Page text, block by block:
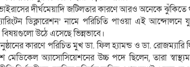
দীর্ঘমেয়াদি জটিলতার কারণে আরও অনেকে ঝুঁকিতে
ডিক্লারেশন’ নামে পরিচিতি পাওয়া এই
উঠে এসেছে ভিন্নভাবে।
কারণে পরিচিত মুখ ডা. ফিল হ্যামন্ড ও ডা. রোজম্যারি
মেডিকেল অ্যাসোসিয়েশনের উচ্চ পদে ছিলেন, তারা